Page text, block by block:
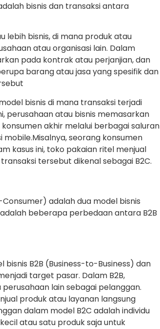
bisnis dan transaksi antara
lebih bisnis, di mana produk atau
atau organisasi lain. Dalam
pada kontrak atau perjanjian, dan
barang atau jasa yang spesifik dan
bisnis di mana transaksi terjadi
perusahaan atau bisnis memasarkan
akhir melalui berbagai saluran
seorang konsumen
kasus ini, toko pakaian ritel menjual
tersebut dikenal sebagai B2C.
adalah dua model bisnis
beberapa perbedaan antara B2B
B2B (Business-to-Business) dan
target pasar. Dalam B2B,
lain sebagai pelanggan.
produk atau layanan langsung
dalam model B2C adalah individu
atau satu produk saja untuk